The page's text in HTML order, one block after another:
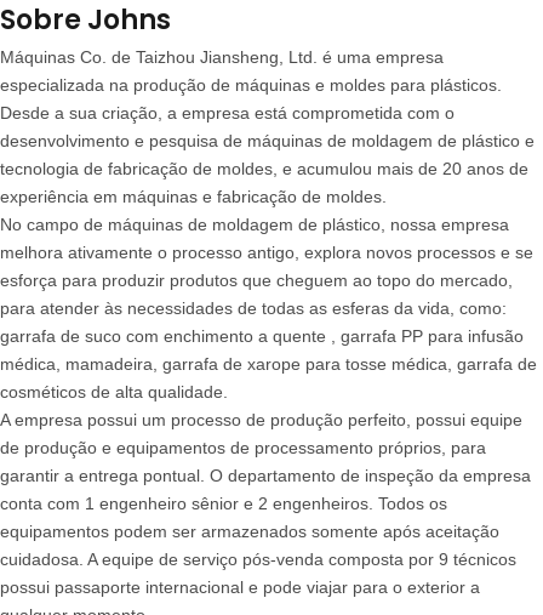
Sobre Johns
Máquinas Co. de Taizhou Jiansheng, Ltd. é uma empresa
especializada na produção de máquinas e moldes para plásticos.
Desde a sua criação, a empresa está comprometida com o
desenvolvimento e pesquisa de máquinas de moldagem de plástico e
tecnologia de fabricação de moldes, e acumulou mais de 20 anos de
experiência em máquinas e fabricação de moldes.
No campo de máquinas de moldagem de plástico, nossa empresa
melhora ativamente o processo antigo, explora novos processos e se
esforça para produzir produtos que cheguem ao topo do mercado,
para atender às necessidades de todas as esferas da vida, como:
garrafa de suco com enchimento a quente , garrafa PP para infusão
médica, mamadeira, garrafa de xarope para tosse médica, garrafa de
cosméticos de alta qualidade.
A empresa possui um processo de produção perfeito, possui equipe
de produção e equipamentos de processamento próprios, para
garantir a entrega pontual. O departamento de inspeção da empresa
conta com 1 engenheiro sênior e 2 engenheiros. Todos os
equipamentos podem ser armazenados somente após aceitação
cuidadosa. A equipe de serviço pós-venda composta por 9 técnicos
possui passaporte internacional e pode viajar para o exterior a